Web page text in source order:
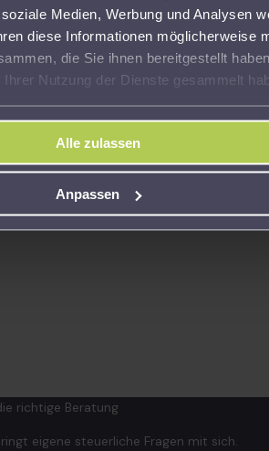
Medien, Werbung und Analysen
diese Informationen möglicherweise
die Sie ihnen bereitgestellt
Nutzung der Dienste gesammelt
Alle zulassen
Anpassen
aktiv werden!
Ihre steuerlichen Herausforderungen angehen und Ihre
richtige Beratung
eigene steuerliche Fragen mit sich.